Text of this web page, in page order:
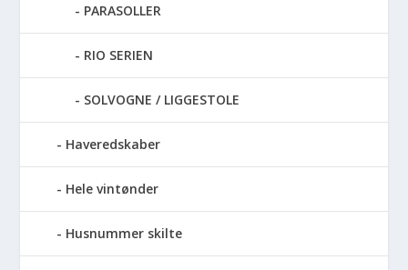
PARASOLLER
RIO SERIEN
SOLVOGNE / LIGGESTOLE
Haveredskaber
Hele vintønder
Husnummer skilte